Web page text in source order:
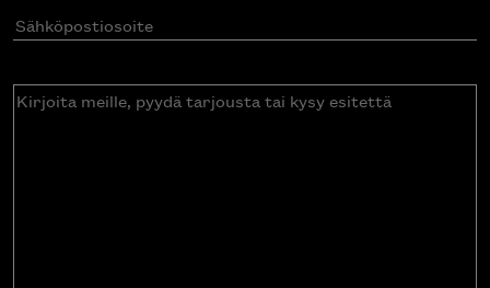
Sähköpostiosoite(Pakollinen)
Kirjoita